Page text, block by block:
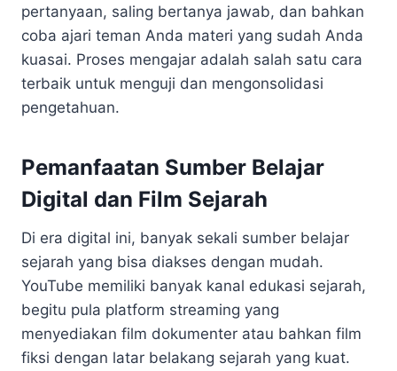
pertanyaan, saling bertanya jawab, dan bahkan
coba ajari teman Anda materi yang sudah Anda
kuasai. Proses mengajar adalah salah satu cara
terbaik untuk menguji dan mengonsolidasi
pengetahuan.
Pemanfaatan Sumber Belajar
Digital dan Film Sejarah
Di era digital ini, banyak sekali sumber belajar
sejarah yang bisa diakses dengan mudah.
YouTube memiliki banyak kanal edukasi sejarah,
begitu pula platform streaming yang
menyediakan film dokumenter atau bahkan film
fiksi dengan latar belakang sejarah yang kuat.